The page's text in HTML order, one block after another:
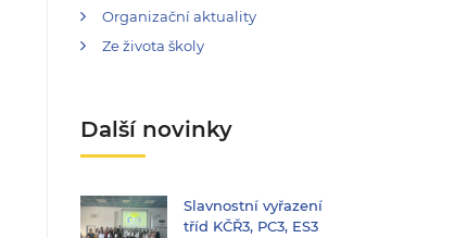
Organizační aktuality
Ze života školy
Další novinky
Slavnostní vyřazení
tříd KČŘ3, PC3, ES3